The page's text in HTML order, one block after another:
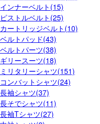
インナーベルト(15)
ピストルベルト(25)
カートリッジベルト(10)
ベルトパッド(43)
ベルトパーツ(38)
ギリースーツ(18)
ミリタリーシャツ(151)
コンバットシャツ(24)
長袖シャツ(37)
長そでシャツ(11)
長袖Tシャツ(27)